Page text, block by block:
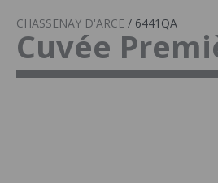
CHASSENAY D'ARCE / 6441QA
Cuvée